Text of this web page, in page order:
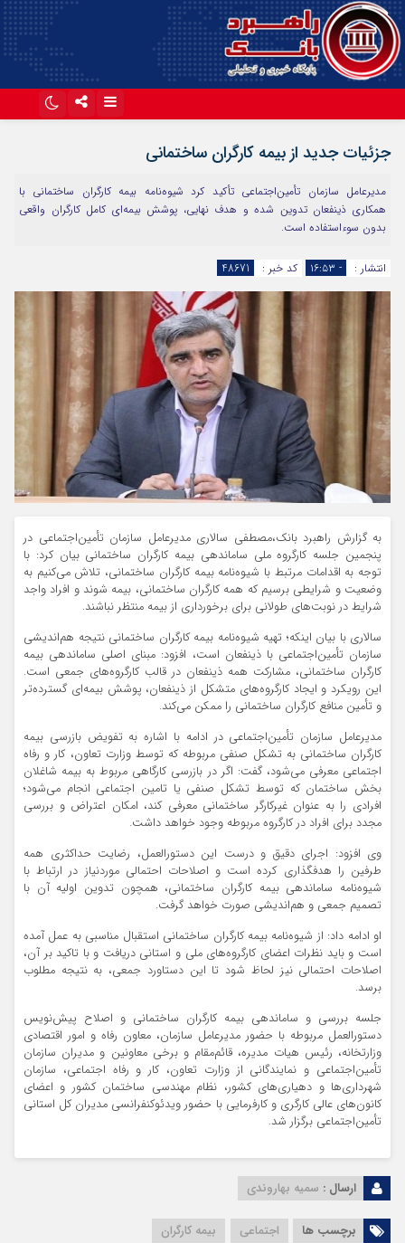
جزئیات جدید از بیمه کارگران ساختمانی
مدیرعامل سازمان تأمین‌اجتماعی تأکید کرد شیوه‌نامه بیمه کارگران ساختمانی با
همکاری ذینفعان تدوین شده و هدف نهایی، پوشش بیمه‌ای کامل کارگران واقعی
بدون سوءاستفاده است.
انتشار : - ۱۶:۵۳ کد خبر : 48671
به گزارش راهبرد بانک،مصطفی سالاری مدیرعامل سازمان تأمین‌اجتماعی در
پنجمین جلسه کارگروه ملی ساماندهی بیمه کارگران ساختمانی بیان کرد: با
توجه به اقدامات مرتبط با شیوه‌نامه بیمه کارگران ساختمانی، تلاش می‌کنیم به
وضعیت و شرایطی برسیم که همه کارگران ساختمانی، بیمه شوند و افراد واجد
شرایط در نوبت‌های طولانی برای برخورداری از بیمه منتظر نباشند.
سالاری با بیان اینکه؛ تهیه شیوه‌نامه بیمه کارگران ساختمانی نتیجه هم‌اندیشی
سازمان تأمین‌اجتماعی با ذینفعان است، افزود: مبنای اصلی ساماندهی بیمه
کارگران ساختمانی، مشارکت همه ذینفعان در قالب کارگروه‌های جمعی است.
این رویکرد و ایجاد کارگروه‌های متشکل از ذینفعان، پوشش بیمه‌ای گسترده‌تر
و تأمین منافع کارگران ساختمانی را ممکن می‌کند.
مدیرعامل سازمان تأمین‌اجتماعی در ادامه با اشاره به تفویض بازرسی بیمه
کارگران ساختمانی به تشکل صنفی مربوطه که توسط وزارت تعاون، کار و رفاه
اجتماعی معرفی می‌شود، گفت: اگر در بازرسی کارگاهی مربوط به بیمه شاغلان
بخش ساختمان که توسط تشکل صنفی یا تامین اجتماعی انجام می‌شود؛
افرادی را به عنوان غیرکارگر ساختمانی معرفی کند، امکان اعتراض و بررسی
مجدد برای افراد در کارگروه مربوطه وجود خواهد داشت.
وی افزود: اجرای دقیق و درست این دستورالعمل، رضایت حداکثری همه
طرفین را هدفگذاری کرده است و اصلاحات احتمالی موردنیاز در ارتباط با
شیوه‌نامه ساماندهی بیمه کارگران ساختمانی، همچون تدوین اولیه آن با
تصمیم جمعی و هم‌اندیشی صورت خواهد گرفت.
او ادامه داد: از شیوه‌نامه بیمه کارگران ساختمانی استقبال مناسبی به عمل آمده
است و باید نظرات اعضای کارگروه‌های ملی و استانی دریافت و با تاکید بر آن،
اصلاحات احتمالی نیز لحاظ شود تا این دستاورد جمعی، به نتیجه مطلوب
برسد.
جلسه بررسی و ساماندهی بیمه کارگران ساختمانی و اصلاح پیش‌نویس
دستورالعمل مربوطه با حضور مدیرعامل سازمان، معاون رفاه و امور اقتصادی
وزارتخانه، رئیس هیات مدیره، قائم‌مقام و برخی معاونین و مدیران سازمان
تأمین‌اجتماعی و نمایندگانی از وزارت تعاون، کار و رفاه اجتماعی، سازمان
شهرداری‌ها و دهیاری‌های کشور، نظام مهندسی ساختمان کشور و اعضای
کانون‌های عالی کارگری و کارفرمایی با حضور ویدئوکنفرانسی مدیران کل استانی
تأمین‌اجتماعی برگزار شد.
ارسال : سمیه بهاروندی
برچسب ها اجتماعی بیمه کارگران